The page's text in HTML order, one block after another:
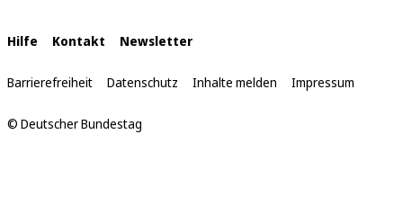
Interne
Links
Hilfe Kontakt Newsletter
Barrierefreiheit Datenschutz Inhalte melden Impressum
© Deutscher Bundestag